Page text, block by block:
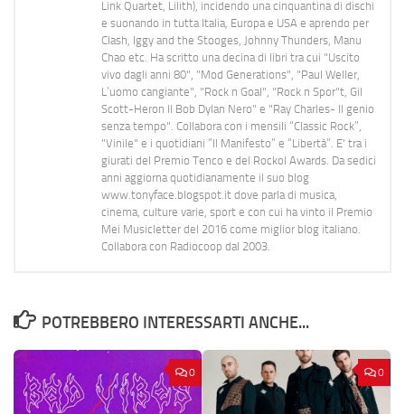
Link Quartet, Lilith), incidendo una cinquantina di dischi
e suonando in tutta Italia, Europa e USA e aprendo per
Clash, Iggy and the Stooges, Johnny Thunders, Manu
Chao etc. Ha scritto una decina di libri tra cui "Uscito
vivo dagli anni 80", "Mod Generations", "Paul Weller,
L’uomo cangiante", "Rock n Goal", "Rock n Spor"t, Gil
Scott-Heron Il Bob Dylan Nero" e "Ray Charles- Il genio
senza tempo". Collabora con i mensili “Classic Rock”,
"Vinile" e i quotidiani “Il Manifesto” e “Libertà”. E' tra i
giurati del Premio Tenco e del Rockol Awards. Da sedici
anni aggiorna quotidianamente il suo blog
www.tonyface.blogspot.it dove parla di musica,
cinema, culture varie, sport e con cui ha vinto il Premio
Mei Musicletter del 2016 come miglior blog italiano.
Collabora con Radiocoop dal 2003.
POTREBBERO INTERESSARTI ANCHE...
0 0